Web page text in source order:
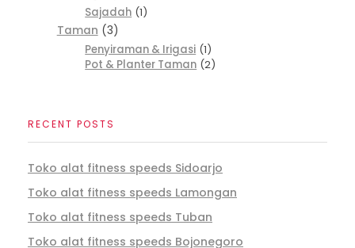
Sajadah 1
Taman
3
Penyiraman & Irigasi 1
Pot & Planter Taman 2
RECENT POSTS
Toko alat fitness speeds Sidoarjo
Toko alat fitness speeds Lamongan
Toko alat fitness speeds Tuban
Toko alat fitness speeds Bojonegoro